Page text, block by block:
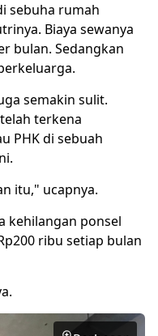
sebuha rumah
Biaya sewanya
bulan. Sedangkan
semakin sulit.
terkena
PHKdi sebuah
itu," ucapnya.
kehilangan ponsel
ribu setiap bulan